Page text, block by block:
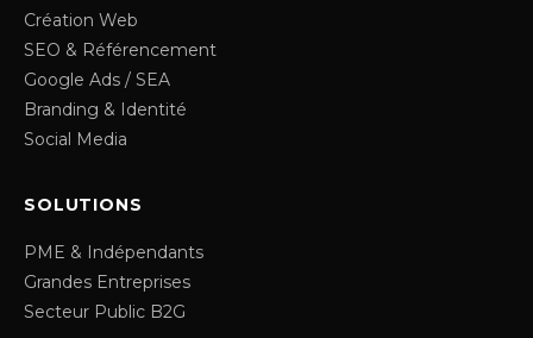
Création Web
SEO & Référencement
Google Ads / SEA
Branding & Identité
Social Media
SOLUTIONS
PME & Indépendants
Grandes Entreprises
Secteur Public B2G